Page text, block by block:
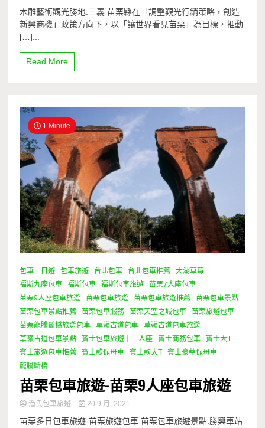
木雕藝術觀光勝地:三義 苗栗縣在「調整觀光行銷策略，創造
新興商機」政策方向下，以「讓世界看見苗栗」為目標，推動
[…]...
Read More
1 Minute
包車一日遊 包車旅遊 台北包車 台北包車推薦
大湖草莓
福斯九座包車
福斯包車 福斯包車旅遊
苗栗7人座包車
苗栗9人座包車旅遊
苗栗包車旅遊 苗栗包車旅遊推薦
苗栗包車景點
苗栗包車景點推薦
苗栗包車服務 苗栗天空之城包車
苗栗旅遊包車
苗栗龍騰斷橋旅遊包車
草嶺古道包車
草嶺古道包車旅遊
草嶺古道包車景點
賓士包車旅遊十二人座 賓士商務包車
賓士大T
賓士旅遊包車推薦
賓士款保母車 賓士款大T
賓士豪華保母車
龍騰斷橋
苗栗包車旅遊-苗栗9人座包車旅遊
潘氏包車旅遊 20 9 月, 2021
苗栗多日包車旅遊-苗栗旅遊包車 苗栗包車旅遊景點:勝興車站